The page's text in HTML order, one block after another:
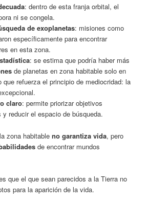
: dentro de esta franja orbital, el
ni se congela.
de exoplanetas: misiones como
específicamente para encontrar
en esta zona.
: se estima que podría haber más
de planetas en zona habitable solo en
refuerza el principio de mediocridad: la
claro: permite priorizar objetivos
y reducir el espacio de búsqueda.
zona habitableno garantiza vida, pero
de encontrar mundos
que el que sean parecidos a la Tierra no
para la aparición de la vida.